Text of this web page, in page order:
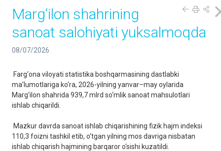
Marg‘ilon shahrining
sanoat salohiyati yuksalmoqda
08/07/2026
Farg‘ona viloyati statistika boshqarmasining dastlabki
ma’lumotlariga ko‘ra, 2026-yilning yanvar–may oylarida
Marg‘ilon shahrida 939,7 mlrd so‘mlik sanoat mahsulotlari
ishlab chiqarildi.
Mazkur davrda sanoat ishlab chiqarishining fizik hajm indeksi
110,3 foizni tashkil etib, o‘tgan yilning mos davriga nisbatan
ishlab chiqarish hajmining barqaror o‘sishi kuzatildi.